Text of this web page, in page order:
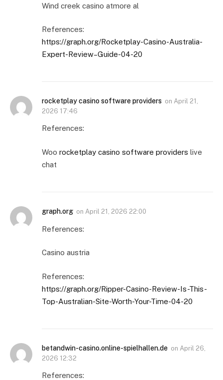
Wind creek casino atmore al
References:
https://graph.org/Rocketplay-Casino-Australia-
Expert-Review–Guide-04-20
rocketplay casino software providers on April 21,
2026 17:46
References:
Woo rocketplay casino software providers live
chat
graph.org on April 21, 2026 22:00
References:
Casino austria
References:
https://graph.org/Ripper-Casino-Review-Is-This-
Top-Australian-Site-Worth-Your-Time-04-20
betandwin-casino.online-spielhallen.de on April 26,
2026 12:32
References: